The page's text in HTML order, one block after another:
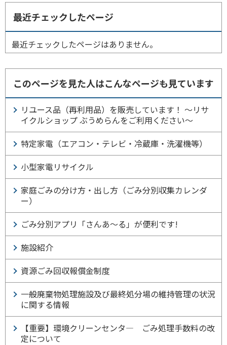
最近チェックしたページ
最近チェックしたページはありません。
このページを見た人はこんなページも見ています
リユース品（再利用品）を販売しています！ ～リサ
イクルショップ ぶうめらんをご利用ください～
特定家電（エアコン・テレビ・冷蔵庫・洗濯機等）
小型家電リサイクル
家庭ごみの分け方・出し方（ごみ分別収集カレンダ
ー）
ごみ分別アプリ「さんあ～る」が便利です!
施設紹介
資源ごみ回収報償金制度
一般廃棄物処理施設及び最終処分場の維持管理の状況
に関する情報
【重要】環境クリーンセンタ― ごみ処理手数料の改
定について